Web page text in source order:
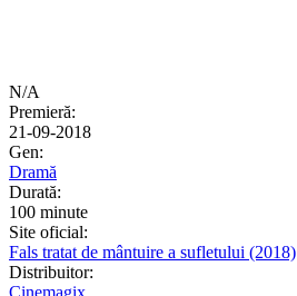
N/A
Premieră:
21-09-2018
Gen:
Dramă
Durată:
100 minute
Site oficial:
Fals tratat de mântuire a sufletului (2018)
Distribuitor:
Cinemagix